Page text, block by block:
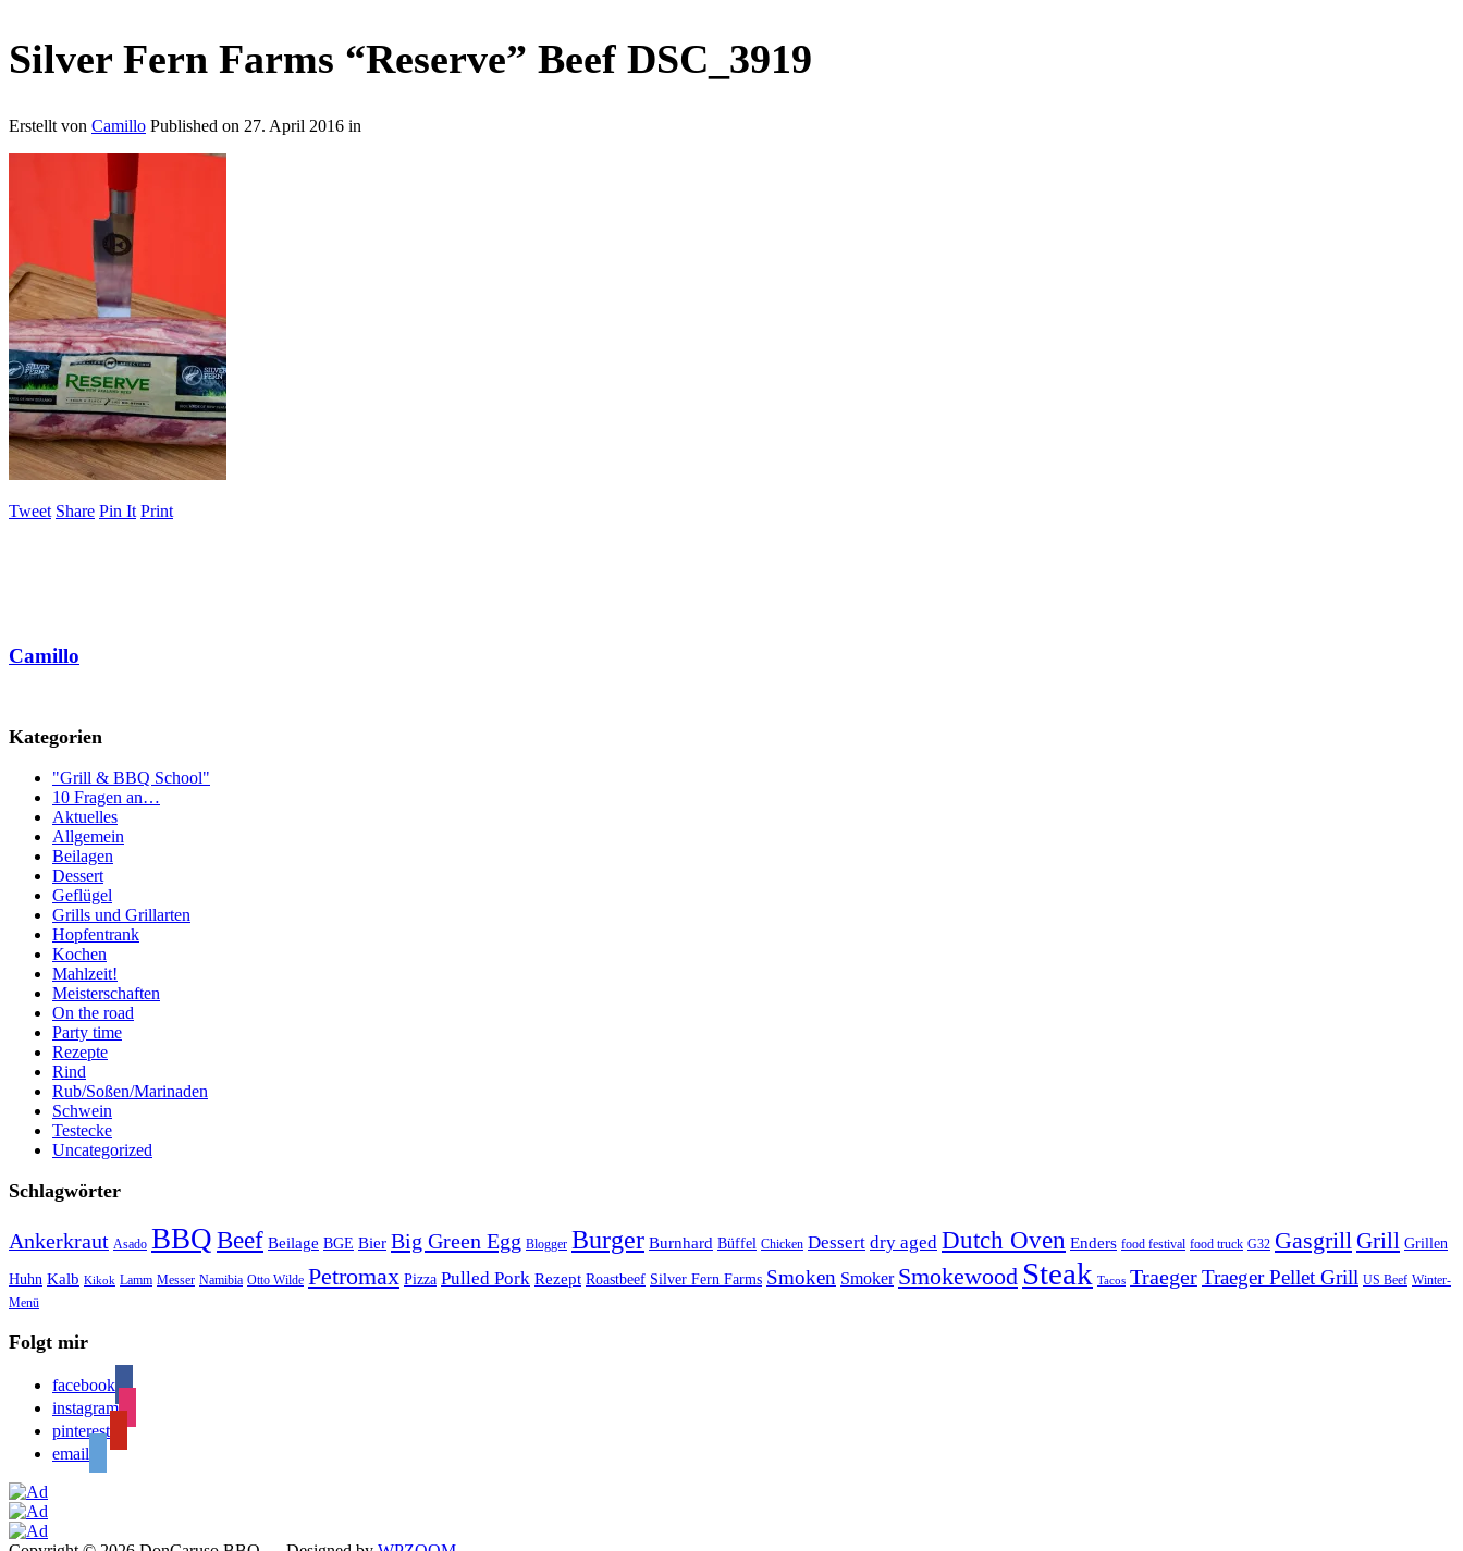
Silver Fern Farms “Reserve” Beef DSC_3919
Erstellt von Camillo Published on 27. April 2016 in
Tweet Share Pin It Print
Camillo
Kategorien
"Grill & BBQ School"
10 Fragen an…
Aktuelles
Allgemein
Beilagen
Dessert
Geflügel
Grills und Grillarten
Hopfentrank
Kochen
Mahlzeit!
Meisterschaften
On the road
Party time
Rezepte
Rind
Rub/Soßen/Marinaden
Schwein
Testecke
Uncategorized
Schlagwörter
Ankerkraut Asado BBQBeef Beilage BGE Bier Big Green Egg Blogger Burger Burnhard Büffel Chicken Dessert dry aged Dutch Oven Enders food festival food truck G32 Gasgrill Grill Grillen
Huhn Kalb Kikok Lamm Messer Namibia Otto Wilde Petromax Pizza Pulled Pork Rezept Roastbeef Silver Fern Farms Smoken Smoker Smokewood Steak Tacos TraegerTraeger Pellet Grill US Beef Winter-
Menü
Folgt mir
facebook
instagram
pinterest
email